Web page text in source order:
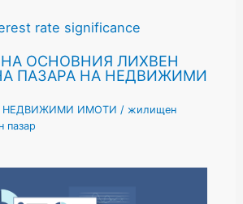
ОСНОВНИЯ ЛИХВЕН
ПАЗАРА НА НЕДВИЖИМИ
НЕДВИЖИМИ ИМОТИ / жилищен
пазар